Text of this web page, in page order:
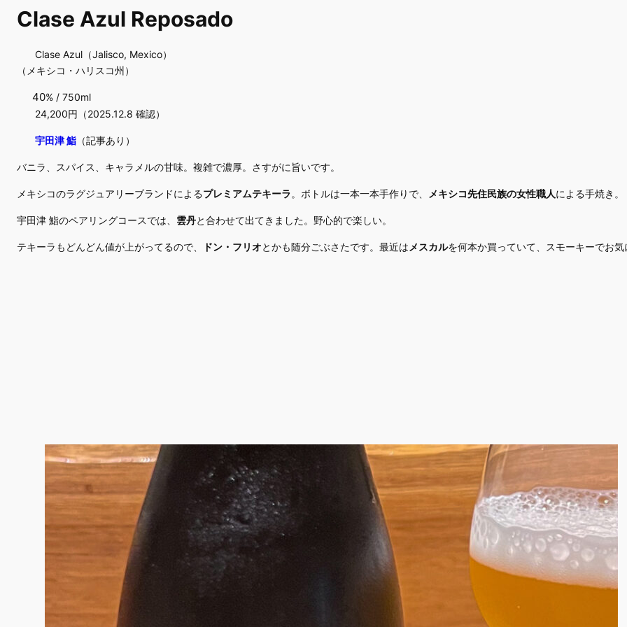
Clase Azul Reposado
Clase Azul（Jalisco, Mexico）
（メキシコ・ハリスコ州）
40% / 750ml
24,200円（2025.12.8 確認）
宇田津 鮨（記事あり）
バニラ、スパイス、キャラメルの甘味。複雑で濃厚。さすがに旨いです。
メキシコのラグジュアリーブランドによるプレミアムテキーラ 。ボトルは一本一本手作りで、 メキシコ先住民族の女性職人による手焼き。
宇田津 鮨のペアリングコースでは、 雲丹と合わせて出てきました。野心的で楽しい。
テキーラもどんどん値が上がってるので、 ドン・フリオとかも随分ごぶさたです。最近は メスカルを何本か買っていて、スモーキーでお気